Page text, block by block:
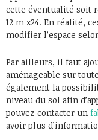
cette éventualité soit
12 m x24. En réalité,
modifier l’espace
Par ailleurs, il faut
aménageable sur
également la
niveau du sol afin
pouvez contacter un
avoir plus